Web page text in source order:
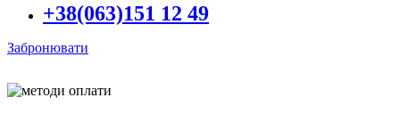
+38(063)151 12 49
Забронювати